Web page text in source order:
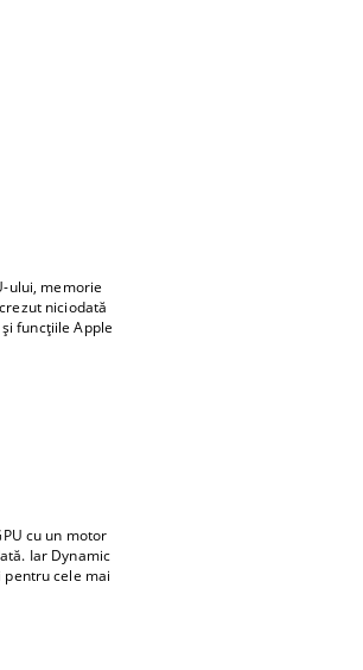
ului, memorie
niciodată
funcțiile Apple
cu un motor
Iar Dynamic
cele mai